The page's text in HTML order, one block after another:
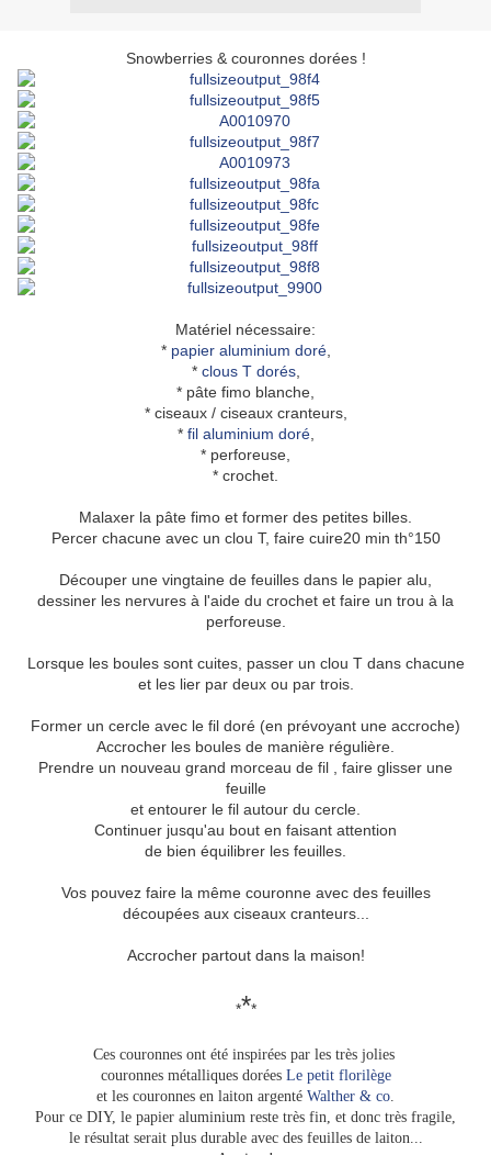
Snowberries & couronnes dorées !
Matériel nécessaire:
* papier aluminium doré,
* clous T dorés,
* pâte fimo blanche,
* ciseaux / ciseaux cranteurs,
* fil aluminium doré,
* perforeuse,
* crochet.
Malaxer la pâte fimo et former des petites billes.
Percer chacune avec un clou T, faire cuire20 min th°150
Découper une vingtaine de feuilles dans le papier alu,
dessiner les nervures à l'aide du crochet et faire un trou à la
perforeuse.
Lorsque les boules sont cuites, passer un clou T dans chacune
et les lier par deux ou par trois.
Former un cercle avec le fil doré (en prévoyant une accroche)
Accrocher les boules de manière régulière.
Prendre un nouveau grand morceau de fil , faire glisser une
feuille
et entourer le fil autour du cercle.
Continuer jusqu'au bout en faisant attention
de bien équilibrer les feuilles.
Vos pouvez faire la même couronne avec des feuilles
découpées aux ciseaux cranteurs...
Accrocher partout dans la maison!
***
Ces couronnes ont été inspirées par les très jolies
couronnes métalliques dorées Le petit florilège
et les couronnes en laiton argenté Walther & co.
Pour ce DIY, le papier aluminium reste très fin, et donc très fragile,
le résultat serait plus durable avec des feuilles de laiton...